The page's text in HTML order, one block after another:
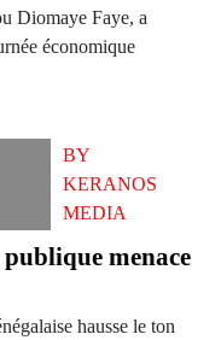
Diomaye Faye, a
économique
BY
KERANOS
MEDIA
menace
hausse le ton